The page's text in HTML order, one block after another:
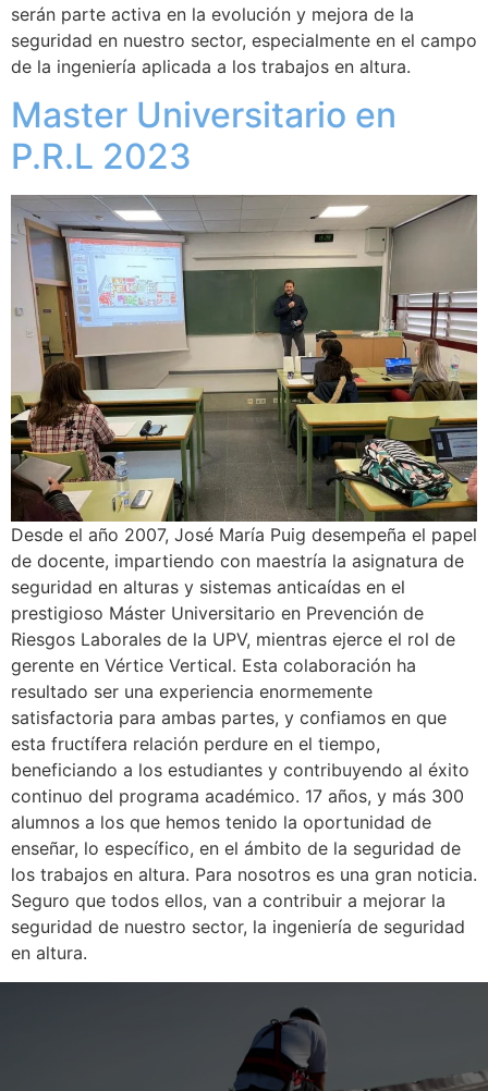
serán parte activa en la evolución y mejora de la
seguridad en nuestro sector, especialmente en el campo
de la ingeniería aplicada a los trabajos en altura.
Master Universitario en
P.R.L 2023
Desde el año 2007, José María Puig desempeña el papel
de docente, impartiendo con maestría la asignatura de
seguridad en alturas y sistemas anticaídas en el
prestigioso Máster Universitario en Prevención de
Riesgos Laborales de la UPV, mientras ejerce el rol de
gerente en Vértice Vertical. Esta colaboración ha
resultado ser una experiencia enormemente
satisfactoria para ambas partes, y confiamos en que
esta fructífera relación perdure en el tiempo,
beneficiando a los estudiantes y contribuyendo al éxito
continuo del programa académico. 17 años, y más 300
alumnos a los que hemos tenido la oportunidad de
enseñar, lo específico, en el ámbito de la seguridad de
los trabajos en altura. Para nosotros es una gran noticia.
Seguro que todos ellos, van a contribuir a mejorar la
seguridad de nuestro sector, la ingeniería de seguridad
en altura.